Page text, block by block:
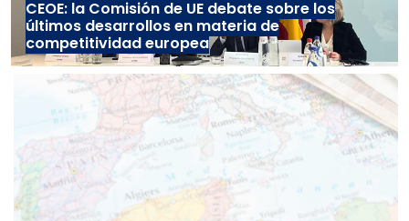
CEOE: la Comisión de UE debate sobre los
últimos desarrollos en materia de
competitividad europea